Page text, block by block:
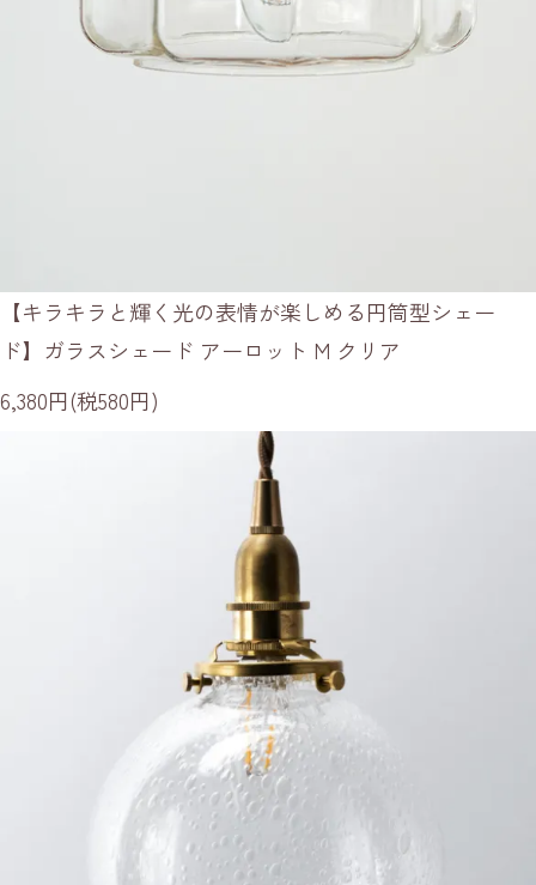
【キラキラと輝く光の表情が楽しめる円筒型シェー
ド】ガラスシェード アーロット M クリア
6,380円(税580円)